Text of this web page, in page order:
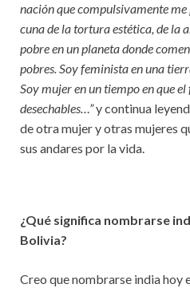
nación que compulsivamente me
cuna de la tortura estética, de la
pobre en un planeta donde
pobres. Soy feminista en una
Soy mujer en un tiempo en que
desechables…”y continua
de otra mujer y otras mujeres
sus andares por la vida.
¿Qué significa nombrarse
Bolivia?
Creo que nombrarse india hoy